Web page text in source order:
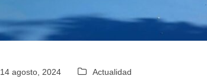
14 agosto, 2024 Actualidad